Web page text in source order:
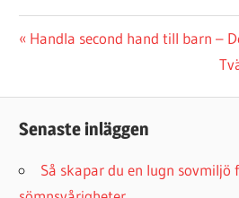
Inläggsnavigering
Previous
Handla second hand till barn –
Senaste inläggen
Så skapar du en lugn sovmiljö